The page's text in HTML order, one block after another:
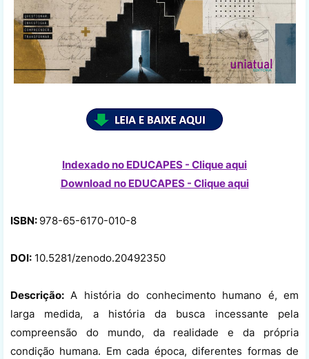
Indexado no EDUCAPES - Clique aqui
Download no EDUCAPES - Clique aqui
ISBN: 978-65-6170-010-8
DOI: 10.5281/zenodo.20492350
Descrição: A história do conhecimento humano é, em
larga medida, a história da busca incessante pela
compreensão do mundo, da realidade e da própria
condição humana. Em cada época, diferentes formas de